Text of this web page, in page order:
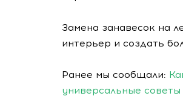
Замена занавесок на
интерьер и создать
Ранее мы сообщали:
универсальные советы